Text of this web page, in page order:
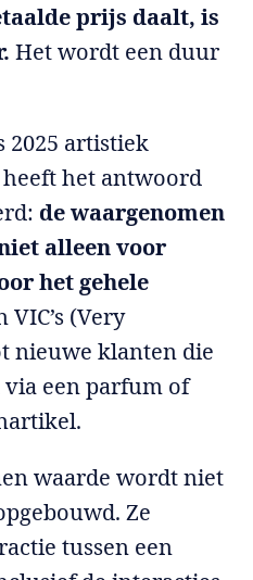
prijs daalt, is
Het wordt een duur
2025 artistiek
het antwoord
de waargenomen
alleen voor
het gehele
VIC’s (Very
nieuwe klanten die
een parfum of
waarde wordt niet
Ze
tussen een